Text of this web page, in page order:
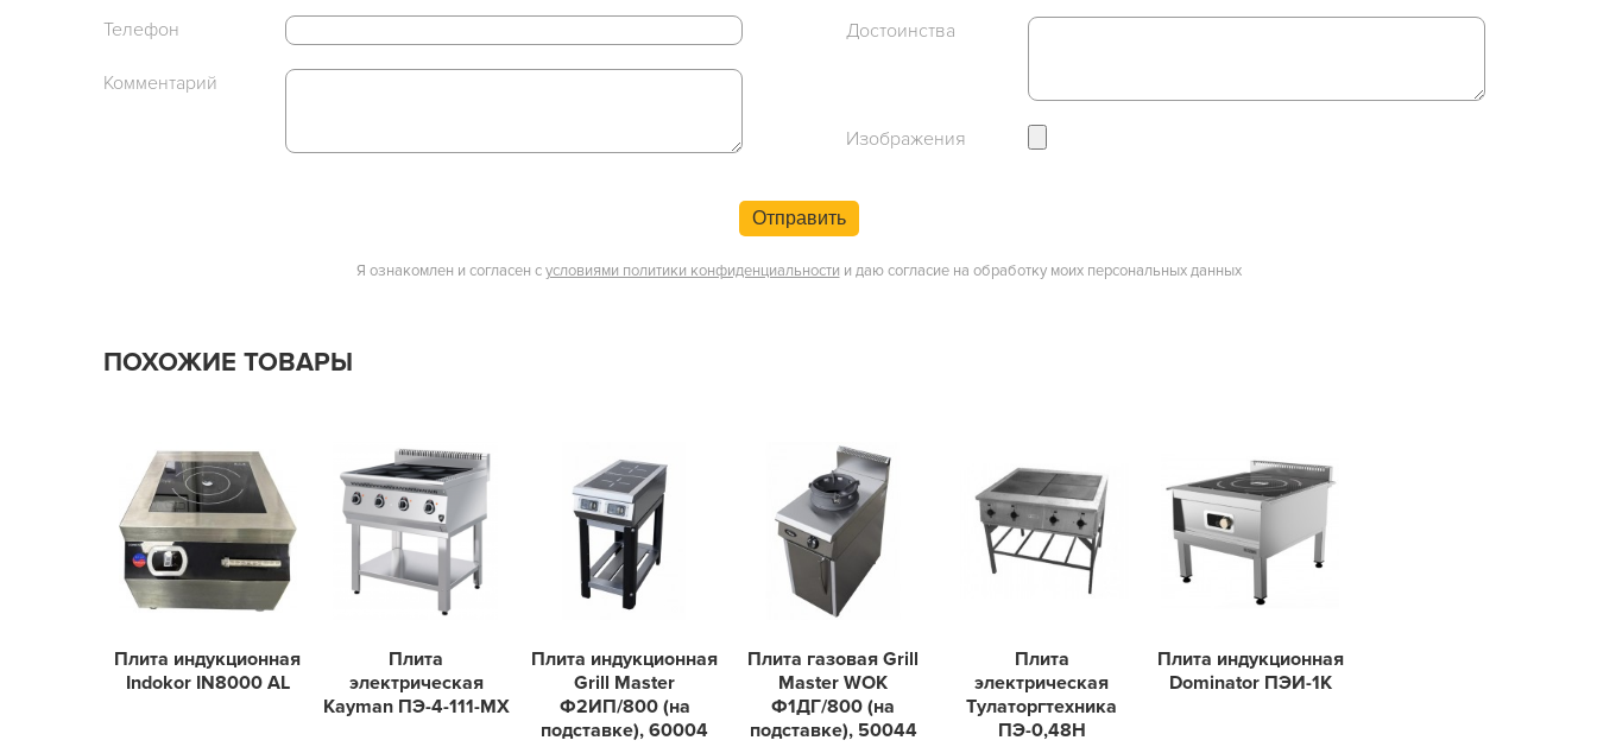
Телефон
Комментарий
Достоинства
Изображения
Отправить
Я ознакомлен и согласен сусловиями политики конфиденциальности и даю согласие на обработку моих персональных данных
ПОХОЖИЕ ТОВАРЫ
Плита индукционная
Indokor IN8000 AL
Плита
электрическая
Kayman ПЭ-4-111-МХ
Плита индукционная
Grill Master
Ф2ИП/800 (на
подставке), 60004
Плита газовая Grill
Master WOK
Ф1ДГ/800 (на
подставке), 50044
Плита
электрическая
Тулаторгтехника
ПЭ-0,48Н
Плита индукционная
Dominator ПЭИ-1К